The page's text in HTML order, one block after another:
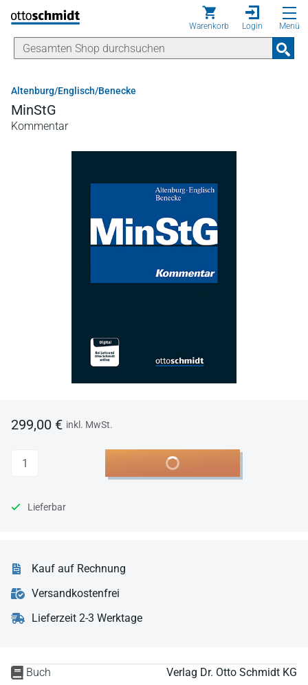
Direkt zum Inhalt
Warenkorb Login Menü
Altenburg/Englisch/Benecke
MinStG
Kommentar
Buch Verlag Dr. Otto Schmidt KG
299,00 € inkl. MwSt.
Anzahl In den Warenkorb
Lieferbar
Kauf auf Rechnung
Versandkostenfrei
Lieferzeit 2-3 Werktage